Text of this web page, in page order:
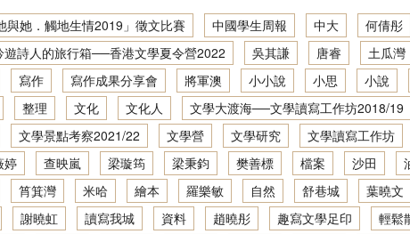
地景．人文．寫作：中學生社區文學導覽繪本創作集
地景．人文．寫作：中學生社區文學導覽資料及創作集
地景．人文．寫作：創意寫作坊2021／22
地景．人文．寫作：創意寫作坊2022／23
地景．人文．寫作：繪本製作班2022／23
筆述我城他與她：初中學生文學景點考察2018／19
寫作成果分享會 2015/16
讀寫我城：初中學生文學景點考察 2015/16
文學大渡海──文學讀寫網上工作坊2021/22
香港文學深度體驗：文學景點考察2020/21
文學大渡海──文學讀寫網上工作坊2020/21
香港文學深度體驗：文學景點考察2019/20
文學大渡海──文學讀寫網上工作坊2019/20
香港文學深度體驗：文學景點考察2018/19
與她．觸地生情2019」徵文比賽 中國學生周報 中大 何倩彤
遊詩人的旅行箱──香港文學夏令營2022 吳其謙 唐睿 土瓜灣
寫作 寫作成果分享會 將軍澳 小小說 小思 小說
整理 文化 文化人 文學大渡海──文學讀寫工作坊2018/19
文學景點考察2021/22 文學營 文學研究 文學讀寫工作坊
婷 查映嵐 梁璇筠 梁秉鈞 樊善標 檔案 沙田
筲箕灣 米哈 繪本 羅樂敏 自然 舒巷城 葉曉文
謝曉虹 讀寫我城 資料 趙曉彤 趣寫文學足印 輕鬆